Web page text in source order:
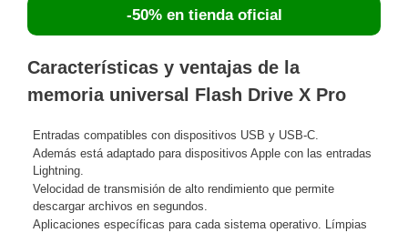
-50% en tienda oficial
Características y ventajas de la
memoria universal Flash Drive X Pro
Entradas compatibles con dispositivos USB y USB-C.
Además está adaptado para dispositivos Apple con las entradas
Lightning.
Velocidad de transmisión de alto rendimiento que permite
descargar archivos en segundos.
Aplicaciones específicas para cada sistema operativo. Límpias